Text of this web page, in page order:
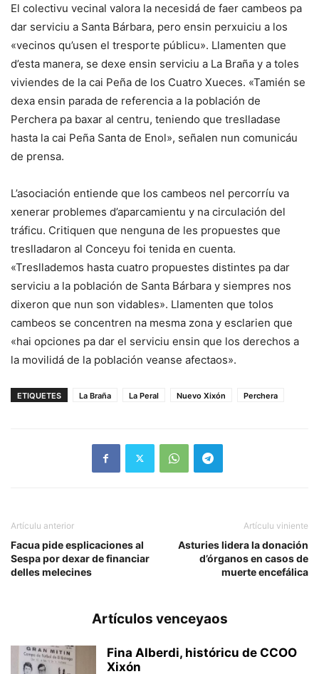
El colectivu vecinal valora la necesidá de faer cambeos pa
dar serviciu a Santa Bárbara, pero ensin perxuiciu a los
«vecinos qu’usen el tresporte públicu». Llamenten que
d’esta manera, se dexe ensin serviciu a La Braña y a toles
viviendes de la cai Peña de los Cuatro Xueces. «Tamién se
dexa ensin parada de referencia a la población de
Perchera pa baxar al centru, teniendo que treslladase
hasta la cai Peña Santa de Enol», señalen nun comunicáu
de prensa.
L’asociación entiende que los cambeos nel percorríu va
xenerar problemes d’aparcamientu y na circulación del
tráficu. Critiquen que nenguna de les propuestes que
treslladaron al Conceyu foi tenida en cuenta.
«Tresllademos hasta cuatro propuestes distintes pa dar
serviciu a la población de Santa Bárbara y siempres nos
dixeron que nun son vidables». Llamenten que tolos
cambeos se concentren na mesma zona y esclarien que
«hai opciones pa dar el serviciu ensin que los derechos a
la movilidá de la población veanse afectaos».
ETIQUETES La Braña La Peral Nuevo Xixón Perchera
Artículu anterior
Facua pide esplicaciones al
Sespa por dexar de financiar
delles melecines
Artículu viniente
Asturies lidera la donación
d’órganos en casos de
muerte encefálica
Artículos venceyaos
Fina Alberdi, históricu de CCOO
Xixón